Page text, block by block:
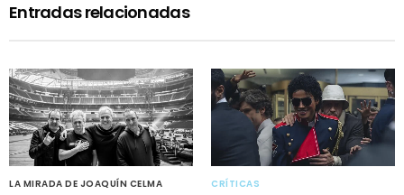
Entradas relacionadas
LA MIRADA DE JOAQUÍN CELMA CRÍTICAS